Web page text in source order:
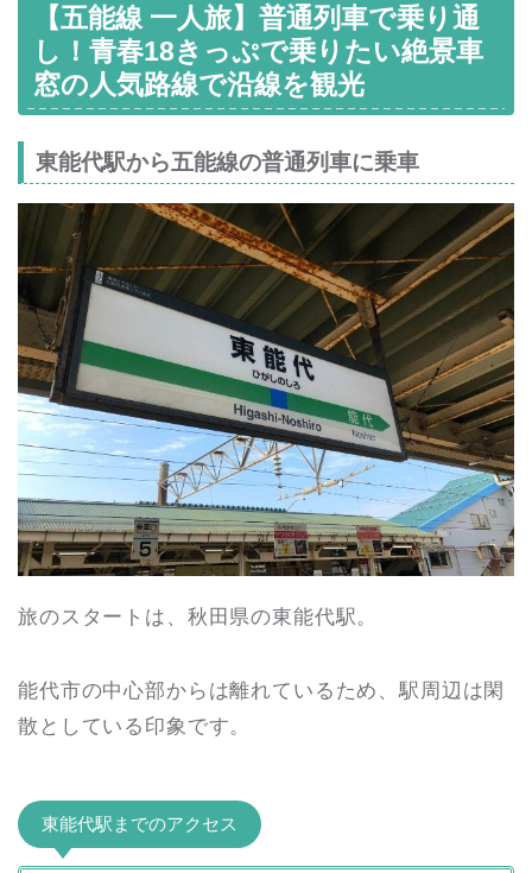
【五能線 一人旅】普通列車で乗り通
し！青春18きっぷで乗りたい絶景車
窓の人気路線で沿線を観光
東能代駅から五能線の普通列車に乗車
旅のスタートは、秋田県の東能代駅。
能代市の中心部からは離れているため、駅周辺は閑
散としている印象です。
東能代駅までのアクセス